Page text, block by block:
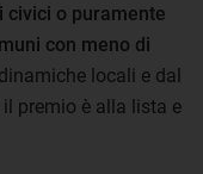
o puramente
con meno di
locali e dal
premio è alla lista e